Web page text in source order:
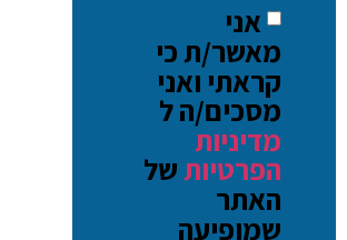
אני
מאשר/ת כי
קראתי ואני
מסכים/ה ל
מדיניות
הפרטיותשל
האתר
שמופיעה